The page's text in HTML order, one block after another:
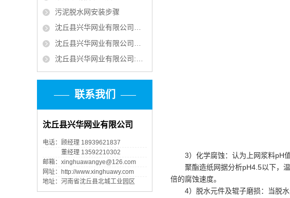
污泥脱水网安装步骤
沈丘县兴华网业有限公司：聚酯网的特点与用途
沈丘县兴华网业有限公司：网格布的伪劣检验
沈丘县兴华网业有限公司:什么是紫铜丝网 基础特性有哪些
联系我们
沈丘县兴华网业有限公司
电话：顾经理 18939621837
董经理 13592210302
邮箱：xinghuawangye@126.com
网址：http://www.xinghuawy.com
地址：河南省沈丘县北城工业园区
3）化学腐蚀：认为上网浆料pH
聚酯造纸网据分析pH4.5以下，
倍的腐蚀速度。
4）脱水元件及辊子磨损：当脱